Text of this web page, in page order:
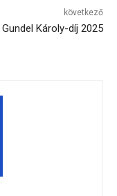
következő
Gundel Károly-díj 2025